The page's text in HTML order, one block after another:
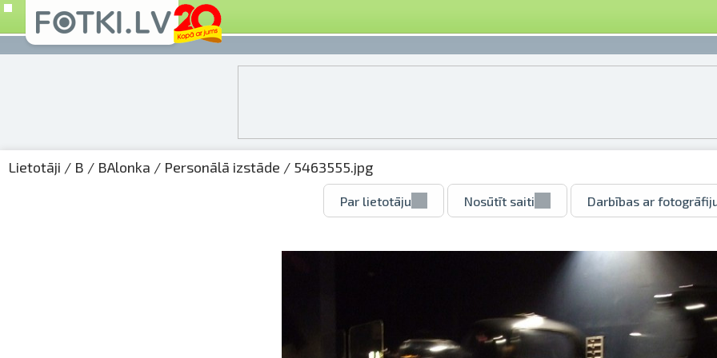
Lietotāji / B / BAlonka / Personālā izstāde / 5463555.jpg
Par lietotāju Nosūtīt saiti Darbības ar